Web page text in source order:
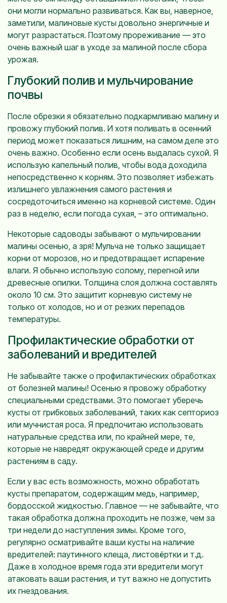
они могли нормально развиваться. Как вы, наверное,
заметили, малиновые кусты довольно энергичные и
могут разрастаться. Поэтому прореживание — это
очень важный шаг в уходе за малиной после сбора
урожая.
Глубокий полив и мульчирование
почвы
После обрезки я обязательно подкармливаю малину и
провожу глубокий полив. И хотя поливать в осенний
период может показаться лишним, на самом деле это
очень важно. Особенно если осень выдалась сухой. Я
использую капельный полив, чтобы вода доходила
непосредственно к корням. Это позволяет избежать
излишнего увлажнения самого растения и
сосредоточиться именно на корневой системе. Один
раз в неделю, если погода сухая, – это оптимально.
Некоторые садоводы забывают о мульчировании
малины осенью, а зря! Мульча не только защищает
корни от морозов, но и предотвращает испарение
влаги. Я обычно использую солому, перегной или
древесные опилки. Толщина слоя должна составлять
около 10 см. Это защитит корневую систему не
только от холодов, но и от резких перепадов
температуры.
Профилактические обработки от
заболеваний и вредителей
Не забывайте также о профилактических обработках
от болезней малины! Осенью я провожу обработку
специальными средствами. Это помогает уберечь
кусты от грибковых заболеваний, таких как септориоз
или мучнистая роса. Я предпочитаю использовать
натуральные средства или, по крайней мере, те,
которые не навредят окружающей среде и другим
растениям в саду.
Если у вас есть возможность, можно обработать
кусты препаратом, содержащим медь, например,
бордосской жидкостью. Главное — не забывайте, что
такая обработка должна проходить не позже, чем за
три недели до наступления зимы. Кроме того,
регулярно осматривайте ваши кусты на наличие
вредителей: паутинного клеща, листовёртки и т.д.
Даже в холодное время года эти вредители могут
атаковать ваши растения, и тут важно не допустить
их гнездования.